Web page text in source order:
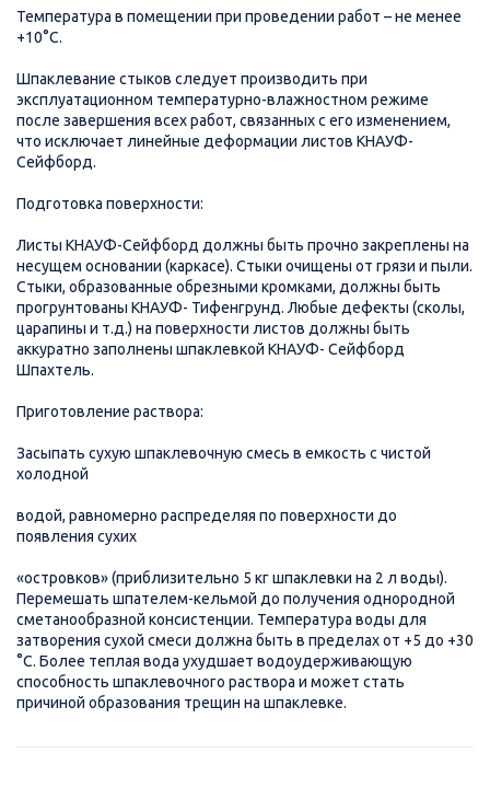
Температура в помещении при проведении работ – не менее
+10°С.
Шпаклевание стыков следует производить при
эксплуатационном температурно-влажностном режиме
после завершения всех работ, связанных с его изменением,
что исключает линейные деформации листов КНАУФ-
Сейфборд.
Подготовка поверхности:
Листы КНАУФ-Сейфборд должны быть прочно закреплены на
несущем основании (каркасе). Стыки очищены от грязи и пыли.
Стыки, образованные обрезными кромками, должны быть
прогрунтованы КНАУФ- Тифенгрунд. Любые дефекты (сколы,
царапины и т.д.) на поверхности листов должны быть
аккуратно заполнены шпаклевкой КНАУФ- Сейфборд
Шпахтель.
Приготовление раствора:
Засыпать сухую шпаклевочную смесь в емкость с чистой
холодной
водой, равномерно распределяя по поверхности до
появления сухих
«островков» (приблизительно 5 кг шпаклевки на 2 л воды).
Перемешать шпателем-кельмой до получения однородной
сметанообразной консистенции. Температура воды для
затворения сухой смеси должна быть в пределах от +5 до +30
°С. Более теплая вода ухудшает водоудерживающую
способность шпаклевочного раствора и может стать
причиной образования трещин на шпаклевке.